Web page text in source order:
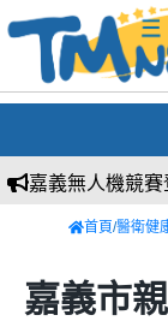
無人機競賽登場
首頁/醫衛健
嘉義市